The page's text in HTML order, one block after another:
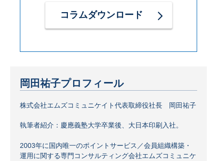
コラムダウンロード
岡田祐子プロフィール
株式会社エムズコミュニケイト代表取締役社長 岡田祐子
執筆者紹介：慶應義塾大学卒業後、大日本印刷入社。
2003年に国内唯一のポイントサービス／会員組織構築・
運用に関する専門コンサルティング会社エムズコミュニケ